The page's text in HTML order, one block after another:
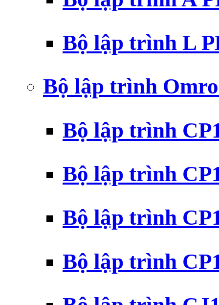
Bộ lập trình L
Bộ lập trình
Bộ lập trình
Bộ lập trình
Bộ lập trình
Bộ lập trình